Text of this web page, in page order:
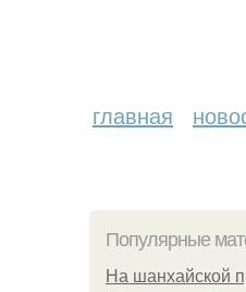
главная
Популярные
На шанхайской